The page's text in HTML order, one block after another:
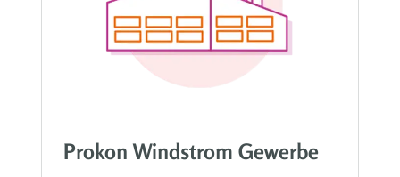
Prokon Windstrom Gewerbe